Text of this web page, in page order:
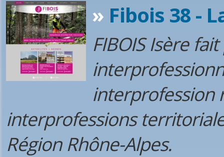
» Fibois 38 -
FIBOIS Isère
interprofession
interprofessions
Région Rhône-Alpes.